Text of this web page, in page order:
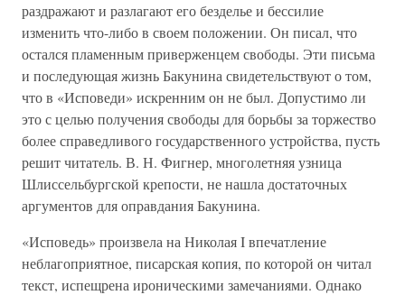
раздражают и разлагают его безделье и бессилие
изменить что-либо в своем положении. Он писал, что
остался пламенным приверженцем свободы. Эти письма
и последующая жизнь Бакунина свидетельствуют о том,
что в «Исповеди» искренним он не был. Допустимо ли
это с целью получения свободы для борьбы за торжество
более справедливого государственного устройства, пусть
решит читатель. В. Н. Фигнер, многолетняя узница
Шлиссельбургской крепости, не нашла достаточных
аргументов для оправдания Бакунина.
«Исповедь» произвела на Николая I впечатление
неблагоприятное, писарская копия, по которой он читал
текст, испещрена ироническими замечаниями. Однако